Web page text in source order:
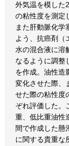
外気温を模した
の粘性度を測定
また肝動脈化学
よう、抗癌剤（
水の混合液に溶
なるように調整
を作成。油性造
変化させた際、
せた際の粘性度
ぞれ評価した。
重、低比重油性
間で作成した懸
に関する貴重な